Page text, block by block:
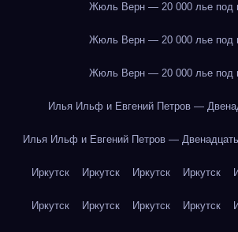
Жюль Верн — 20 000 лье под
Жюль Верн — 20 000 лье под
Жюль Верн — 20 000 лье под
Илья Ильф и Евгений Петров —
Илья Ильф и Евгений Петров —
Иркутск Иркутск Иркутск Иркутск
Иркутск Иркутск Иркутск Иркутск